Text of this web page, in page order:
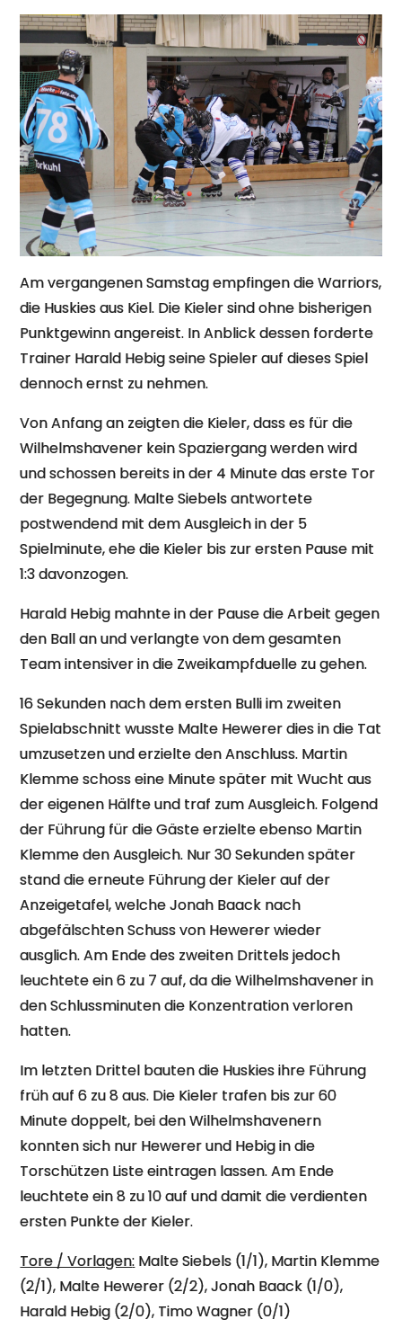
Am vergangenen Samstag empfingen die Warriors,
die Huskies aus Kiel. Die Kieler sind ohne bisherigen
Punktgewinn angereist. In Anblick dessen forderte
Trainer Harald Hebig seine Spieler auf dieses Spiel
dennoch ernst zu nehmen.
Von Anfang an zeigten die Kieler, dass es für die
Wilhelmshavener kein Spaziergang werden wird
und schossen bereits in der 4 Minute das erste Tor
der Begegnung. Malte Siebels antwortete
postwendend mit dem Ausgleich in der 5
Spielminute, ehe die Kieler bis zur ersten Pause mit
1:3 davonzogen.
Harald Hebig mahnte in der Pause die Arbeit gegen
den Ball an und verlangte von dem gesamten
Team intensiver in die Zweikampfduelle zu gehen.
16 Sekunden nach dem ersten Bulli im zweiten
Spielabschnitt wusste Malte Hewerer dies in die Tat
umzusetzen und erzielte den Anschluss. Martin
Klemme schoss eine Minute später mit Wucht aus
der eigenen Hälfte und traf zum Ausgleich. Folgend
der Führung für die Gäste erzielte ebenso Martin
Klemme den Ausgleich. Nur 30 Sekunden später
stand die erneute Führung der Kieler auf der
Anzeigetafel, welche Jonah Baack nach
abgefälschten Schuss von Hewerer wieder
ausglich. Am Ende des zweiten Drittels jedoch
leuchtete ein 6 zu 7 auf, da die Wilhelmshavener in
den Schlussminuten die Konzentration verloren
hatten.
Im letzten Drittel bauten die Huskies ihre Führung
früh auf 6 zu 8 aus. Die Kieler trafen bis zur 60
Minute doppelt, bei den Wilhelmshavenern
konnten sich nur Hewerer und Hebig in die
Torschützen Liste eintragen lassen. Am Ende
leuchtete ein 8 zu 10 auf und damit die verdienten
ersten Punkte der Kieler.
Tore / Vorlagen: Malte Siebels (1/1), Martin Klemme
(2/1), Malte Hewerer (2/2), Jonah Baack (1/0),
Harald Hebig (2/0), Timo Wagner (0/1)